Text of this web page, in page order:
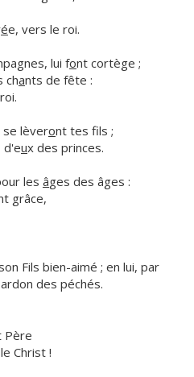
ée, vers le roi.
lui font cortège ;
chants de fête :
se lèveront tes fils ;
d'eux des princes.
les âges des âges :
grâce,
Fils bien-aimé ; en lui, par
des péchés.
Père
Christ !